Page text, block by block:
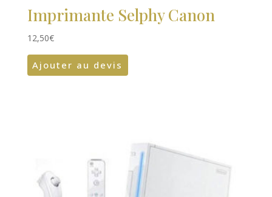
Imprimante Selphy Canon
12,50€
Ajouter au devis